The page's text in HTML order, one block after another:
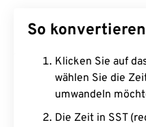
So
Klicken Sie auf
wählen Sie die
umwandeln
Die Zeit in SST